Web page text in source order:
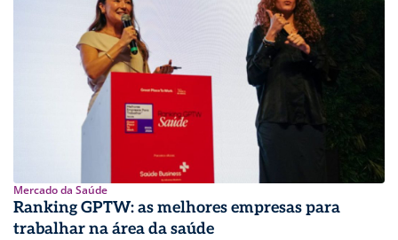
Mercado da Saúde
Ranking GPTW: as melhores empresas para
trabalhar na área da saúde